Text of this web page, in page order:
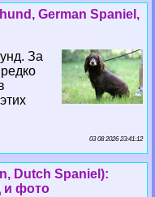
German Spaniel,
За
03 08 2026 23:41:12
Dutch Spaniel):
и фото